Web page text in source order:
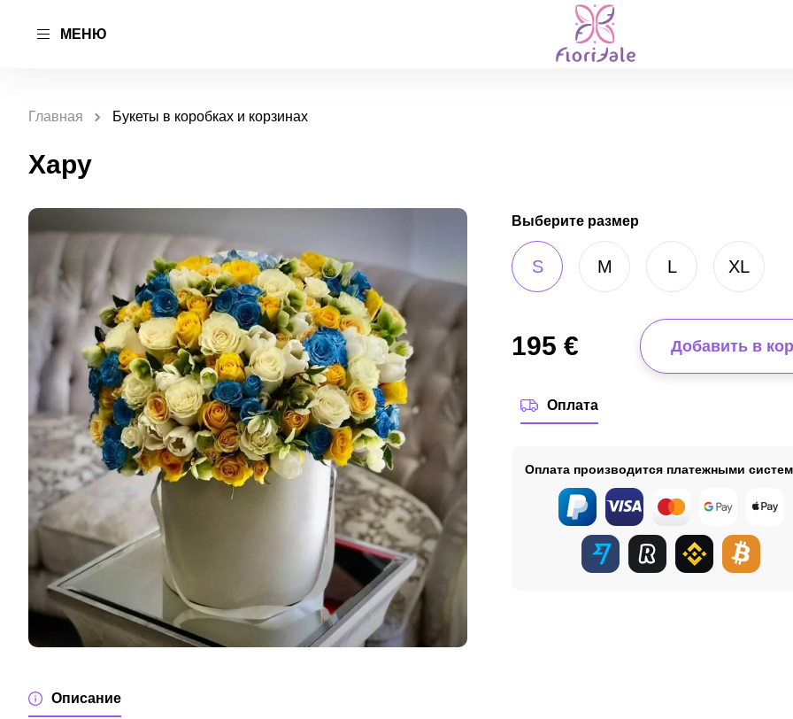
МЕНЮ
Главная Букеты в коробках и корзинах
Хару
Выберите размер
S M L XL
195 € Добавить в
Оплата
Оплата производится платежными
Описание